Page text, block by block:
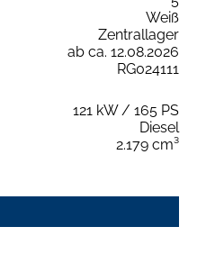
Weiß
Zentrallager
ab ca. 12.08.2026
RG024111
121 kW / 165 PS
Diesel
2.179 cm³